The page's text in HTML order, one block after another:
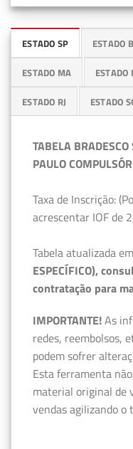
ESTADO SP ESTADO
ESTADO MA ESTADO
ESTADO RJ ESTADO
TABELA
PAULO
Taxa de Inscrição:
acrescentar IOF de
Tabela atualizada
ESPECÍFICO),
contratação para
IMPORTANTE!As
redes, reembolsos,
podem sofrer
Esta ferramenta
material original de
vendas agilizando o